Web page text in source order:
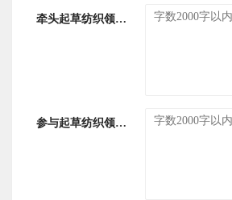
牵头起草纺织领域GB、FZ标准清单：
参与起草纺织领域GB、FZ标准清单：